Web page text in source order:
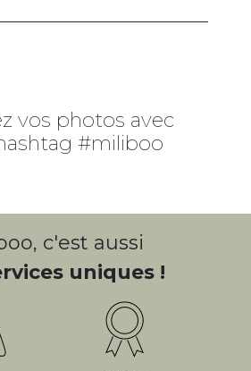
vos photos avec
#miliboo
c'est aussi
uniques !